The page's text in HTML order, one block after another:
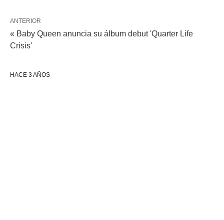
ANTERIOR
« Baby Queen anuncia su álbum debut 'Quarter Life
Crisis'
HACE 3 AÑOS